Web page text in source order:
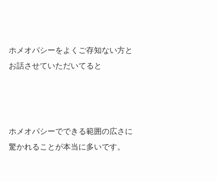
ホメオパシーをよくご存知ない方と
お話させていただいてると
ホメオパシーでできる範囲の広さに
驚かれることが本当に多いです。